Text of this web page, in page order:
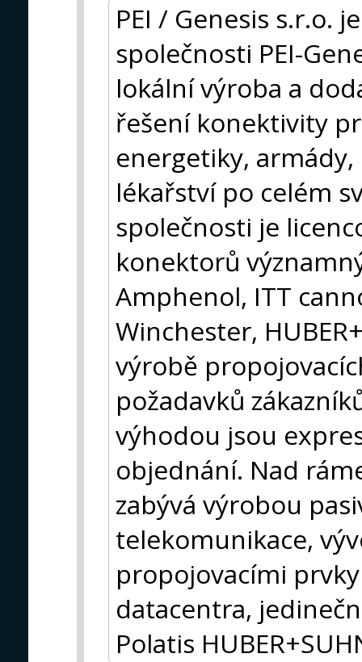
PEI / Genesis s.r.o.
společnosti PEI-
lokální výroba a
řešení konektivity
energetiky,
lékařství po celém
společnosti je
konektorů
Amphenol, ITT
Winchester,
výrobě
požadavků
výhodou jsou
objednání. Nad
zabývá výrobou
telekomunikace,
propojovacími
datacentra,
Polatis